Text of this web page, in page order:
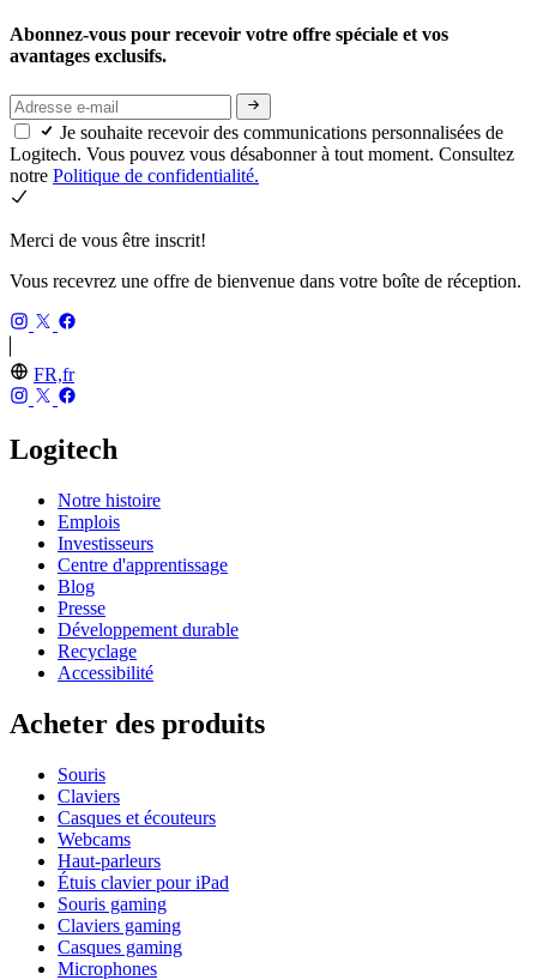
Abonnez-vous pour recevoir votre offre spéciale et vos
avantages exclusifs.
Je souhaite recevoir des communications personnalisées de
Logitech. Vous pouvez vous désabonner à tout moment. Consultez
notre Politique de confidentialité.
Merci de vous être inscrit!
Vous recevrez une offre de bienvenue dans votre boîte de réception.
FR,fr
Logitech
Notre histoire
Emplois
Investisseurs
Centre d'apprentissage
Blog
Presse
Développement durable
Recyclage
Accessibilité
Acheter des produits
Souris
Claviers
Casques et écouteurs
Webcams
Haut-parleurs
Étuis clavier pour iPad
Souris gaming
Claviers gaming
Casques gaming
Microphones